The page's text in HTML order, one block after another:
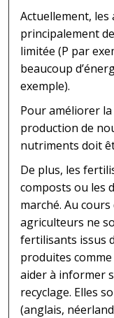
Actuellement,
principalement
limitée (P par
beaucoup
exemple).
Pour améliorer
production de
nutriments doit
De plus, les
composts ou les
marché. Au
agriculteurs ne
fertilisants issus
produites
aider à informer
recyclage. Elles
(anglais,